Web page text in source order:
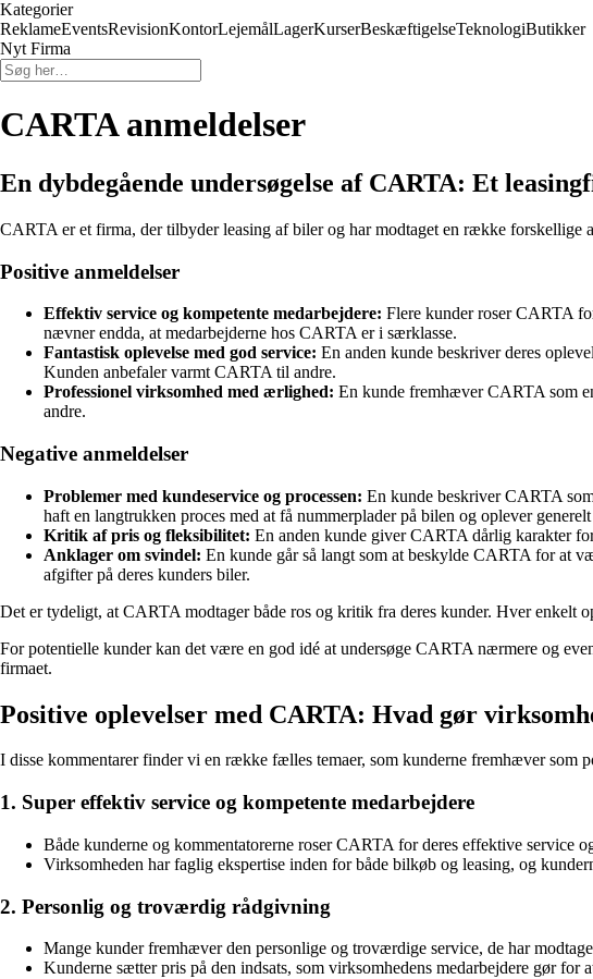
Kategorier
ReklameEventsRevisionKontorLejemålLagerKurserBeskæftigelseTeknologiButikker
Nyt Firma
CARTA anmeldelser
En dybdegående undersøgelse af CARTA: Et
CARTA er et firma, der tilbyder leasing af biler og har modtaget en række
Positive anmeldelser
Effektiv service og kompetente medarbejdere: Flere kunder roser CARTA
nævner endda, at medarbejderne hos CARTA er i særklasse.
Fantastisk oplevelse med god service: En anden kunde beskriver deres
Kunden anbefaler varmt CARTA til andre.
Professionel virksomhed med ærlighed: En kunde fremhæver CARTA som
andre.
Negative anmeldelser
Problemer med kundeservice og processen: En kunde beskriver CARTA
haft en langtrukken proces med at få nummerplader på bilen og oplever
Kritik af pris og fleksibilitet: En anden kunde giver CARTA dårlig karakter
Anklager om svindel: En kunde går så langt som at beskylde CARTA for at
afgifter på deres kunders biler.
Det er tydeligt, at CARTA modtager både ros og kritik fra deres kunder. Hver enkelt
For potentielle kunder kan det være en god idé at undersøge CARTA nærmere og
firmaet.
Positive oplevelser med CARTA: Hvad gør
I disse kommentarer finder vi en række fælles temaer, som kunderne fremhæver som
1. Super effektiv service og kompetente medarbejdere
Både kunderne og kommentatorerne roser CARTA for deres effektive service
Virksomheden har faglig ekspertise inden for både bilkøb og leasing, og
2. Personlig og troværdig rådgivning
Mange kunder fremhæver den personlige og troværdige service, de har
Kunderne sætter pris på den indsats, som virksomhedens medarbejdere gør for